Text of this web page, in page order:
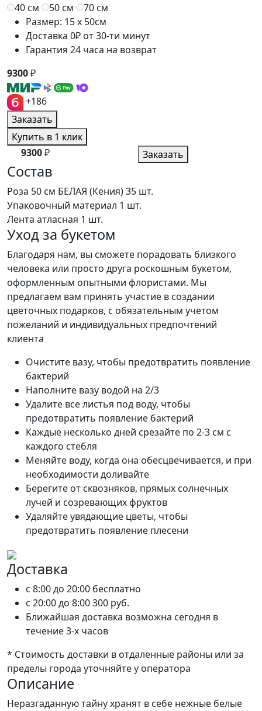
40 см
50 см
70 см
Размер: 15 x 50см
Доставка 0₽ от 30-ти минут
Гарантия 24 часа на возврат
9300₽
+186
Заказать
Купить в 1 клик
9300₽ Заказать
Состав
Роза 50 см БЕЛАЯ (Кения)35 шт.
Упаковочный материал 1 шт.
Лента атласная 1 шт.
Уход за букетом
Благодаря нам, вы сможете порадовать близкого
человека или просто друга роскошным букетом,
оформленным опытными флористами. Мы
предлагаем вам принять участие в создании
цветочных подарков, с обязательным учетом
пожеланий и индивидуальных предпочтений
клиента
Очистите вазу, чтобы предотвратить появление
бактерий
Наполните вазу водой на 2/3
Удалите все листья под воду, чтобы
предотвратить появление бактерий
Каждые несколько дней срезайте по 2-3 см с
каждого стебля
Меняйте воду, когда она обесцвечивается, и при
необходимости доливайте
Берегите от сквозняков, прямых солнечных
лучей и созревающих фруктов
Удаляйте увядающие цветы, чтобы
предотвратить появление плесени
Доставка
c 8:00 до 20:00 бесплатно
c 20:00 до 8:00300 руб.
Ближайшая доставка возможна сегодня в
течение 3-х часов
* Стоимость доставки в отдаленные районы или за
пределы города уточняйте у оператора
Описание
Неразгаданную тайну хранят в себе нежные белые